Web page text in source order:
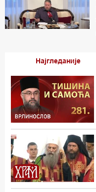
Најгледаније